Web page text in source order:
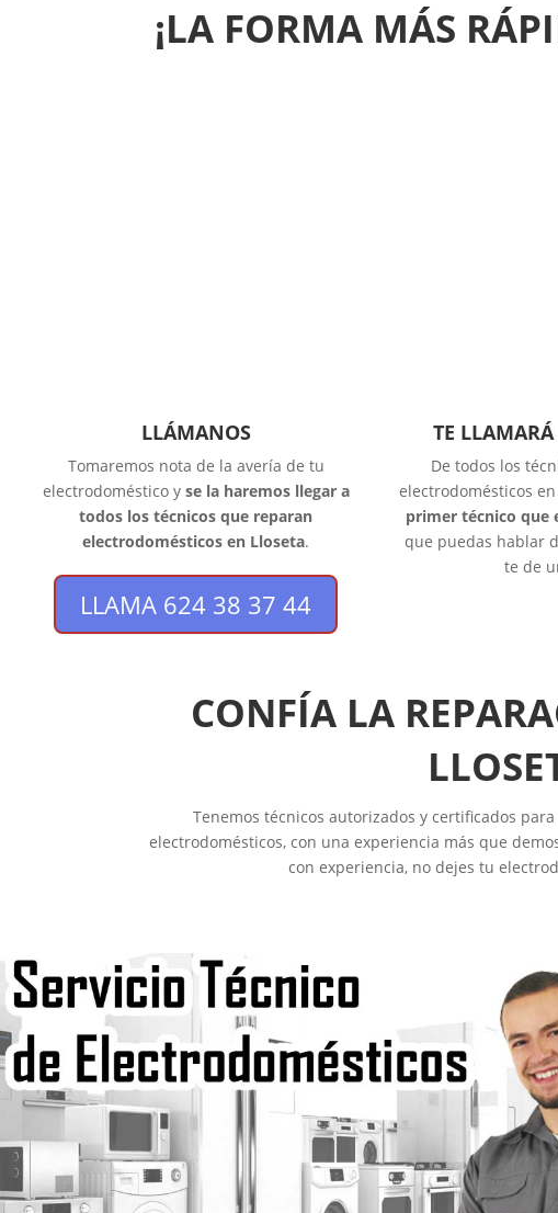
¡LA FORMA MÁS
LLÁMANOS
Tomaremos nota de la avería de tu
electrodoméstico y se la haremos llegar a
todos los técnicos que reparan
electrodomésticos en Lloseta.
LLAMA 624 38 37 44
TE
De todos los
electrodomésticos
primer técnico que
que puedas hablar
te de
CONFÍA LA
Tenemos técnicos autorizados y certificados
electrodomésticos, con una experiencia más que
con experiencia, no dejes tu